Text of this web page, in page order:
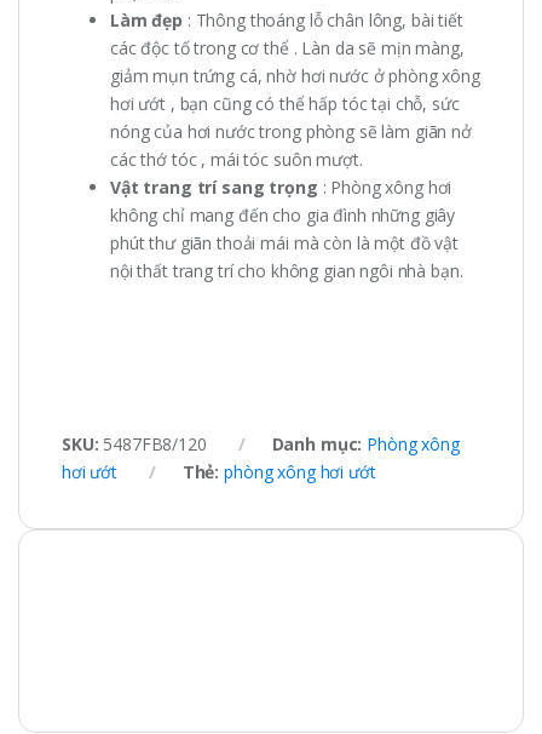
Làm đẹp : Thông thoáng lỗ chân lông, bài tiết
các độc tố trong cơ thể . Làn da sẽ mịn màng,
giảm mụn trứng cá, nhờ hơi nước ở phòng xông
hơi ướt , bạn cũng có thể hấp tóc tại chỗ, sức
nóng của hơi nước trong phòng sẽ làm giãn nở
các thớ tóc , mái tóc suôn mượt.
Vật trang trí sang trọng : Phòng xông hơi
không chỉ mang đến cho gia đình những giây
phút thư giãn thoải mái mà còn là một đồ vật
nội thất trang trí cho không gian ngôi nhà bạn.
SKU: 5487FB8/120 Danh mục: Phòng xông
hơi ướt
Thẻ:phòng xông hơi ướt